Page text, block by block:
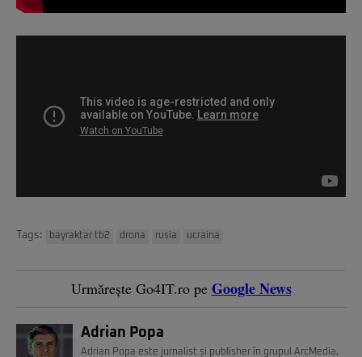
Tags: bayraktar tb2 drona rusia ucraina
Urmărește Go4IT.ro pe Google News
Adrian Popa
Adrian Popa este jurnalist și publisher în grupul ArcMedia,